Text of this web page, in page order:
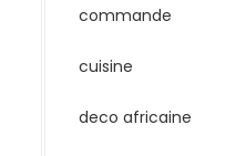
commande
cuisine
deco africaine